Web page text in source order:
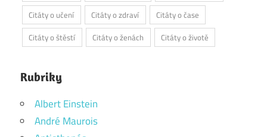
Citáty o učení
Citáty o zdraví
Citáty o čase
Citáty o štěstí
Citáty o ženách Citáty o životě
Rubriky
Albert Einstein
André Maurois